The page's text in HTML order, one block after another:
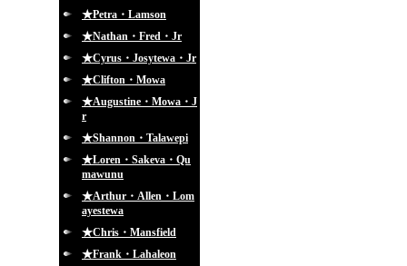
★Petra・Lamson
★Nathan・Fred・Jr
★Cyrus・Josytewa・Jr
★Clifton・Mowa
★Augustine・Mowa・J
r
★Shannon・Talawepi
★Loren・Sakeva・Qu
mawunu
★Arthur・Allen・Lom
ayestewa
★Chris・Mansfield
★Frank・Lahaleon